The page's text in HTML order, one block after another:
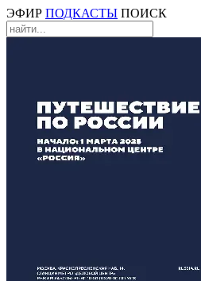
ЭФИР ПОДКАСТЫ ПОИСК